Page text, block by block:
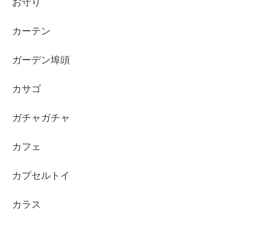
カーテン
ガーデン埠頭
カサゴ
ガチャガチャ
カフェ
カプセルトイ
カラス